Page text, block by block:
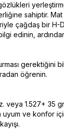
sahiptir.
çağdaş bir H-D
edinin,
gerektiğini
öğrenin.
veya 1.527+ 35
uyum ve konfor